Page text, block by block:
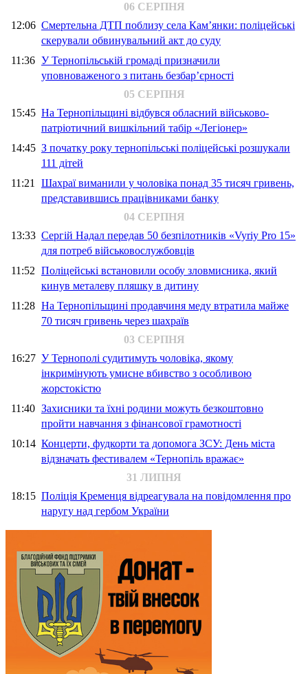
06 СЕРПНЯ
12:06 Смертельна ДТП поблизу села Кам’янки: поліцейські
скерували обвинувальний акт до суду
11:36 У Тернопільській громаді призначили
уповноваженого з питань безбар’єрності
05 СЕРПНЯ
15:45 На Тернопільщині відбувся обласний військово-
патріотичний вишкільний табір «Легіонер»
14:45 З початку року тернопільські поліцейські розшукали
111 дітей
11:21 Шахраї виманили у чоловіка понад 35 тисяч гривень,
представившись працівниками банку
04 СЕРПНЯ
13:33 Сергій Надал передав 50 безпілотників «Vyriy Pro 15»
для потреб військовослужбовців
11:52 Поліцейські встановили особу зловмисника, який
кинув металеву пляшку в дитину
11:28 На Тернопільщині продавчиня меду втратила майже
70 тисяч гривень через шахраїв
03 СЕРПНЯ
16:27 У Тернополі судитимуть чоловіка, якому
інкримінують умисне вбивство з особливою
жорстокістю
11:40 Захисники та їхні родини можуть безкоштовно
пройти навчання з фінансової грамотності
10:14 Концерти, фудкорти та допомога ЗСУ: День міста
відзначать фестивалем «Тернопіль вражає»
31 ЛИПНЯ
18:15 Поліція Кременця відреагувала на повідомлення про
наругу над гербом України